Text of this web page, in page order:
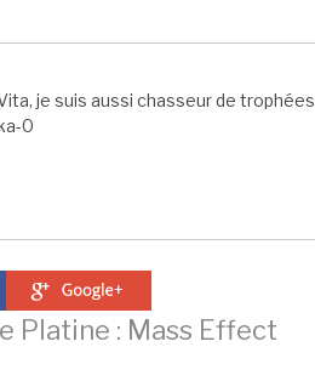
je suis aussi chasseur de trophées
0
Platine : Mass Effect